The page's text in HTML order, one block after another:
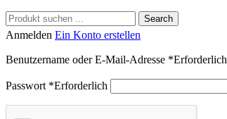
Search
Anmelden Ein Konto erstellen
Benutzername oder E-Mail-Adresse *Erforderlich
Passwort *Erforderlich